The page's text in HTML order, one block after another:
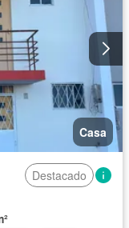
Casa
Destacado